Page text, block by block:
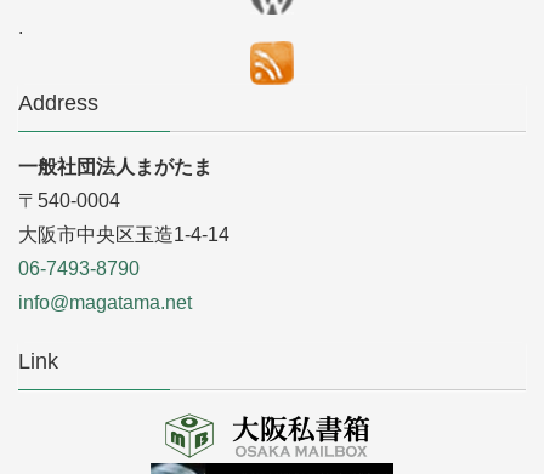
.
Address
一般社団法人まがたま
〒540-0004
大阪市中央区玉造1-4-14
06-7493-8790
info@magatama.net
Link